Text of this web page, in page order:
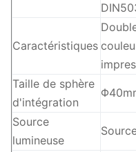
Caractéristiques
Taille de sphère
d'intégration
Source
lumineuse